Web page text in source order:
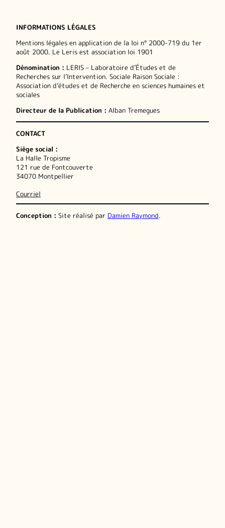
INFORMATIONS LÉGALES
Mentions légales en application de la loi n° 2000-719 du 1er
août 2000. Le Leris est association loi 1901
Dénomination : LERIS – Laboratoire d’Études et de
Recherches sur l’Intervention. Sociale Raison Sociale :
Association d’études et de Recherche en sciences humaines et
sociales
Directeur de la Publication : Alban Tremegues
CONTACT
Siège social :
La Halle Tropisme
121 rue de Fontcouverte
34070 Montpellier
Courriel
Conception : Site réalisé par Damien Raymond.